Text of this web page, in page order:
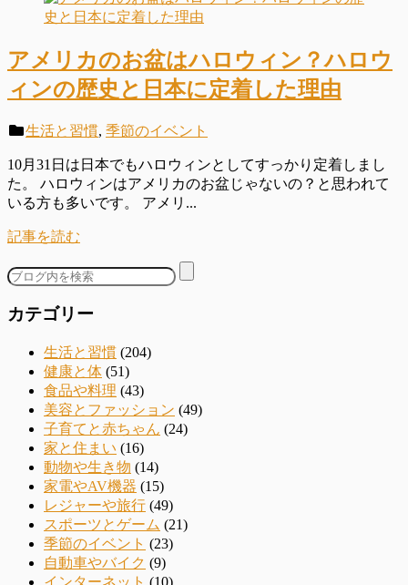
アメリカのお盆はハロウィン？ハロウ
ィンの歴史と日本に定着した理由
生活と習慣, 季節のイベント
10月31日は日本でもハロウィンとしてすっかり定着しまし
た。 ハロウィンはアメリカのお盆じゃないの？と思われて
いる方も多いです。 アメリ...
記事を読む
カテゴリー
生活と習慣 (204)
健康と体 (51)
食品や料理 (43)
美容とファッション (49)
子育てと赤ちゃん (24)
家と住まい (16)
動物や生き物 (14)
家電やAV機器 (15)
レジャーや旅行 (49)
スポーツとゲーム (21)
季節のイベント (23)
自動車やバイク (9)